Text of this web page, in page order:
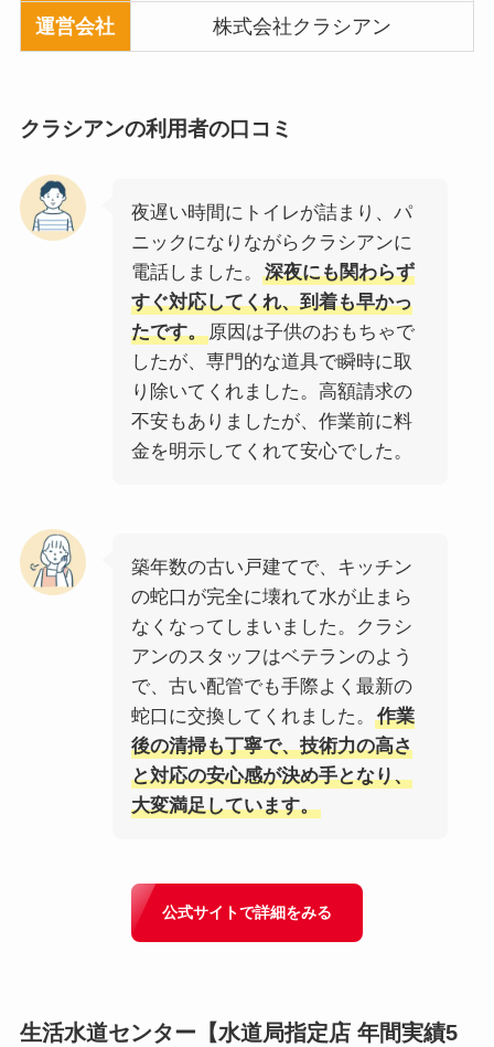
運営会社 株式会社クラシアン
クラシアンの利用者の口コミ
夜遅い時間にトイレが詰まり、パ
ニックになりながらクラシアンに
電話しました。
深夜にも関わらず
すぐ対応してくれ、到着も早かっ
たです。原因は子供のおもちゃで
したが、専門的な道具で瞬時に取
り除いてくれました。高額請求の
不安もありましたが、作業前に料
金を明示してくれて安心でした。
築年数の古い戸建てで、キッチン
の蛇口が完全に壊れて水が止まら
なくなってしまいました。クラシ
アンのスタッフはベテランのよう
で、古い配管でも手際よく最新の
蛇口に交換してくれました。
作業
後の清掃も丁寧で、技術力の高さ
と対応の安心感が決め手となり、
大変満足しています。
公式サイトで詳細をみる
生活水道センター 【水道局指定店 年間実績5